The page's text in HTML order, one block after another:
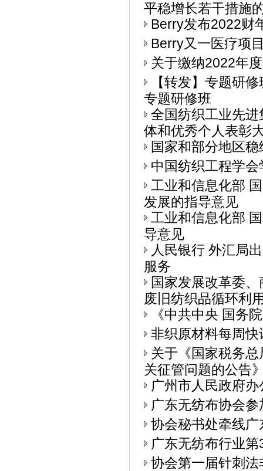
平稳增长若干措施
Berry发布2022财
Berry又一医疗项
关于缴纳2022年
【转发】专题研
专题研修班
全国纺织工业先
体和优秀个人表彰
国家和部分地区
中国纺织工程学
工业和信息化部
发展的指导意见
工业和信息化部
导意见
人民银行 外汇局
服务
国家发展改革委
废旧纺织品循环利
《中共中央 国务
非织原材料每周快
关于《国家税务
关征管问题的公告
广州市人民政府
广东无纺布协会参
协会秘书处牵线
广东无纺布行业
协会第一届针刺